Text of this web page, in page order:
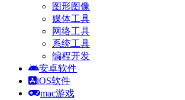
图形图像
媒体工具
网络工具
系统工具
编程开发
安卓软件
iOS软件
mac游戏